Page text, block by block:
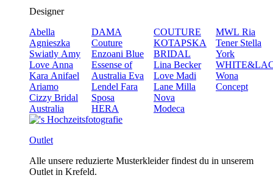
Designer
Abella
Agnieszka
Swiatly Amy
Love Anna
Kara Anifael
Ariamo
Cizzy Bridal
Australia
DAMA
Couture
Enzoani Blue
Essense of
Australia Eva
Lendel Fara
Sposa
HERA
COUTURE
KOTAPSKA
BRIDAL
Lina Becker
Love Madi
Lane Milla
Nova
Modeca
MWL Ria
Tener Stella
York
Wona
Concept
Outlet
Alle unsere reduzierte Musterkleider findest du in unserem
Outlet in Krefeld.